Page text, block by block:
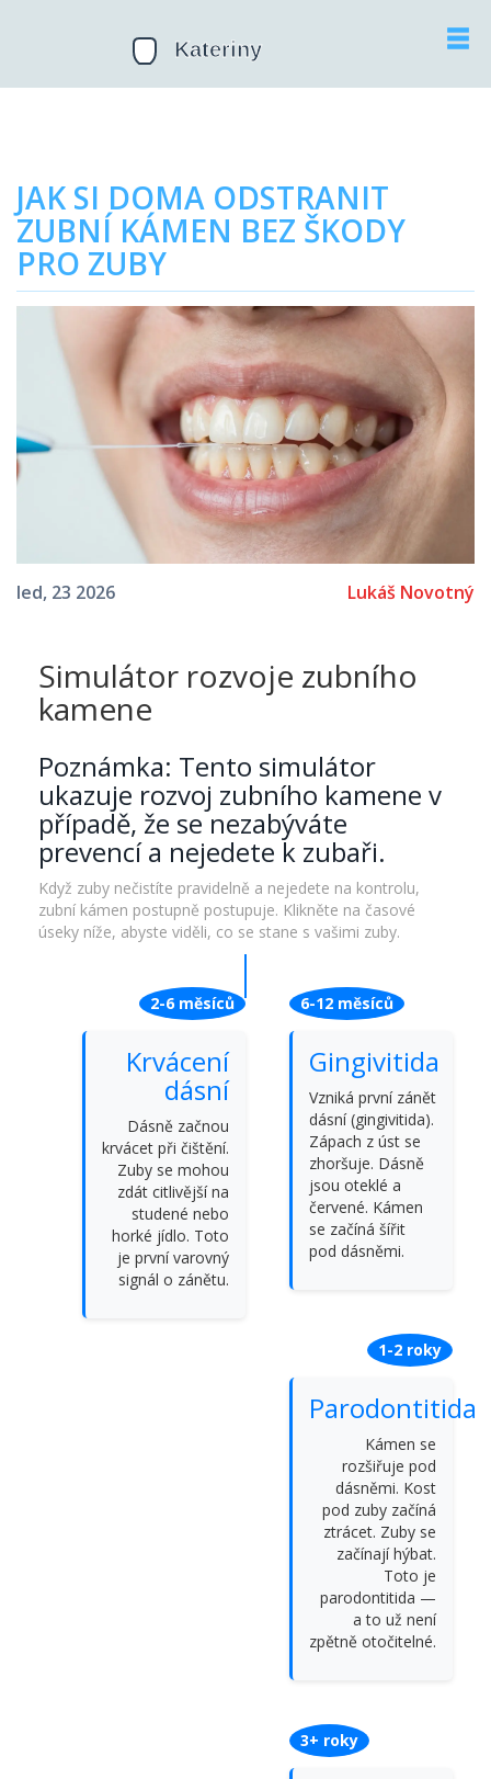
JAK SI DOMA ODSTRANIT
ZUBNÍ KÁMEN BEZ ŠKODY
PRO ZUBY
led, 23 2026 Lukáš Novotný
Simulátor rozvoje zubního
kamene
Poznámka: Tento simulátor
ukazuje rozvoj zubního kamene v
případě, že se nezabýváte
prevencí a nejedete k zubaři.
Když zuby nečistíte pravidelně a nejedete na kontrolu,
zubní kámen postupně postupuje. Klikněte na časové
úseky níže, abyste viděli, co se stane s vašimi zuby.
2-6 měsíců
Krvácení
dásní
Dásně začnou
krvácet při čištění.
Zuby se mohou
zdát citlivější na
studené nebo
horké jídlo. Toto
je první varovný
signál o zánětu.
6-12 měsíců
Gingivitida
Vzniká první zánět
dásní (gingivitida).
Zápach z úst se
zhoršuje. Dásně
jsou oteklé a
červené. Kámen
se začíná šířit
pod dásněmi.
1-2 roky
Parodontitida
Kámen se
rozšiřuje pod
dásněmi. Kost
pod zuby začíná
ztrácet. Zuby se
začínají hýbat.
Toto je
parodontitida —
a to už není
zpětně otočitelné.
3+ roky